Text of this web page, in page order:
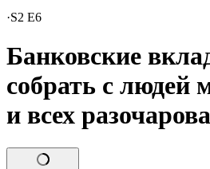
·S2 E6
Банковские
собрать с людей
и всех